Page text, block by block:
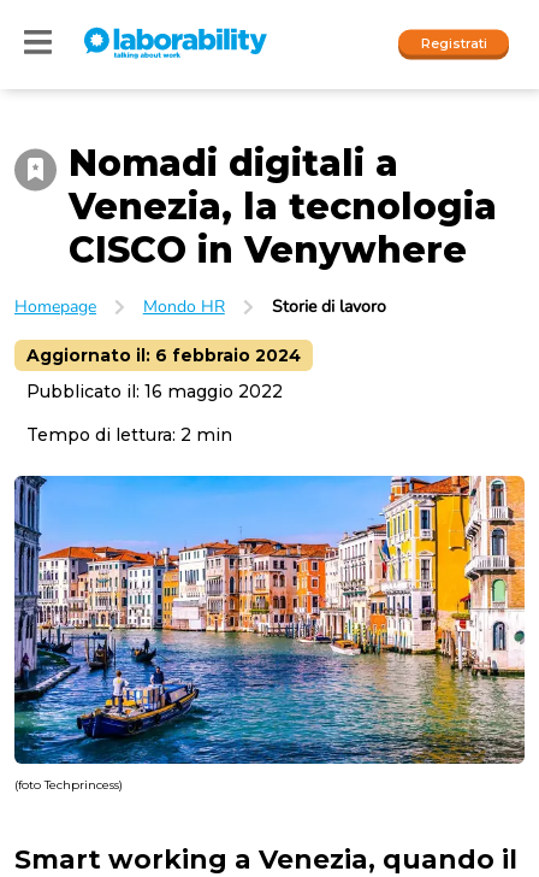
Registrati
I nostri social
Accedi
People
Company
Nomadi digitali a
Venezia, la tecnologia
CISCO in Venywhere
Homepage Mondo HR Storie di lavoro
Aggiornato il: 6 febbraio 2024
Pubblicato il: 16 maggio 2022
Tempo di lettura: 2 min
(foto Techprincess)
Smart working a Venezia, quando il